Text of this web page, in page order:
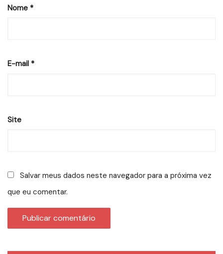
Nome *
E-mail *
Site
Salvar meus dados neste navegador para a próxima vez
que eu comentar.